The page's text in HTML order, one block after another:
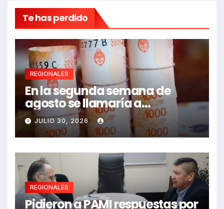
Te has perdido
REGIONALES
En la segunda semana de
agosto se llamaría a
paritarias
JULIO 30, 2026
REGIONALES
Pidieron a PAMI respuestas por